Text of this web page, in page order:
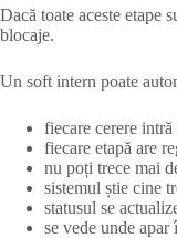
Dacă toate aceste etape
blocaje.
Un soft intern poate
fiecare cerere
fiecare etapă are
nu poți trece mai
sistemul știe cine
statusul se
se vede unde